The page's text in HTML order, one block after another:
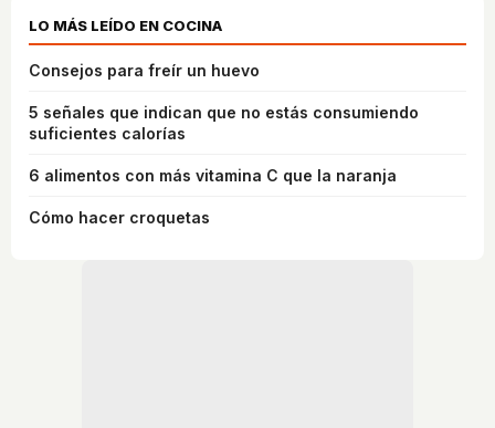
LO MÁS LEÍDO EN COCINA
Consejos para freír un huevo
5 señales que indican que no estás consumiendo
suficientes calorías
6 alimentos con más vitamina C que la naranja
Cómo hacer croquetas